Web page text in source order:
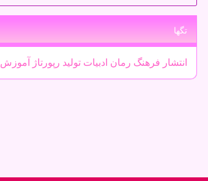
تگها
انتشار فرهنگ رمان ادبیات تولید رپورتاژ آموزش